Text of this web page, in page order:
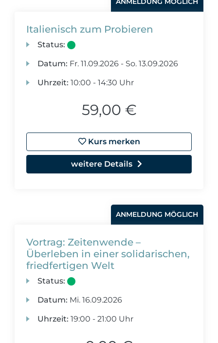
Italienisch zum Probieren
Status:
Datum: Fr. 11.09.2026 - So. 13.09.2026
Uhrzeit: 10:00 - 14:30 Uhr
59,00 €
Kurs merken
weitere Details
ANMELDUNG MÖGLICH
Vortrag: Zeitenwende –
Überleben in einer solidarischen,
friedfertigen Welt
Status:
Datum: Mi. 16.09.2026
Uhrzeit: 19:00 - 21:00 Uhr